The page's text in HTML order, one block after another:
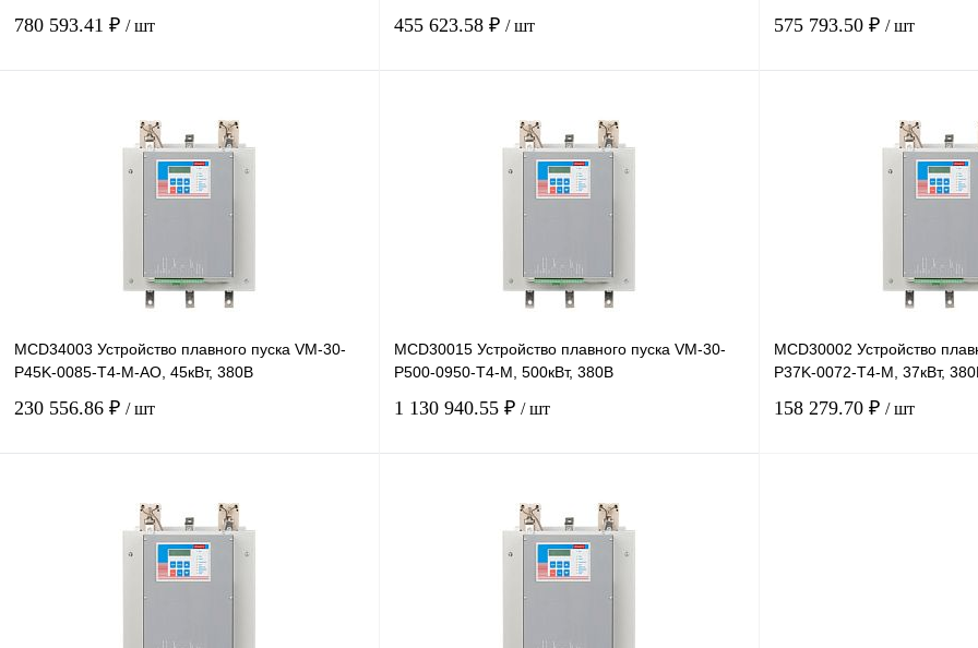
780 593.41 ₽ / шт
Купить в 1 клик Сравнение
455 623.58 ₽ / шт
Купить в 1 клик Сравнение
575 793.50 ₽ / шт
Купить в 1 клик
MCD34003 Устройство плавного пуска VM-30-
P45K-0085-T4-M-AO, 45кВт, 380В
230 556.86 ₽ / шт
Купить в 1 клик Сравнение
MCD30015 Устройство плавного пуска VM-30-
P500-0950-T4-M, 500кВт, 380В
1 130 940.55 ₽ / шт
Купить в 1 клик Сравнение
MCD30002 Устройство
P37K-0072-T4-M, 37кВт,
158 279.70 ₽ / шт